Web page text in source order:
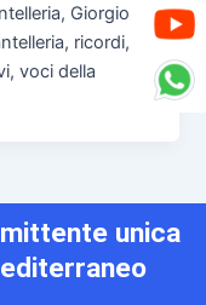
Giorgio
ricordi,
voci della
unica